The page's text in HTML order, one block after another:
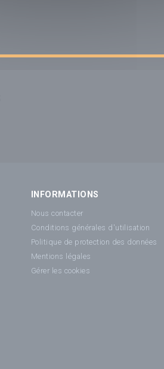
INFORMATIONS
Nous contacter
Conditions générales d'utilisation
Politique de protection des données
Mentions légales
Gérer les cookies